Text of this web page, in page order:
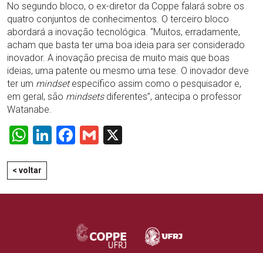
No segundo bloco, o ex-diretor da Coppe falará sobre os
quatro conjuntos de conhecimentos. O terceiro bloco
abordará a inovação tecnológica. “Muitos, erradamente,
acham que basta ter uma boa ideia para ser considerado
inovador. A inovação precisa de muito mais que boas
ideias, uma patente ou mesmo uma tese. O inovador deve
ter um mindsetespecífico assim como o pesquisador e,
em geral, são mindsets diferentes”, antecipa o professor
Watanabe.
WhatsApp
LinkedIn
Facebook
Gmail
< voltar